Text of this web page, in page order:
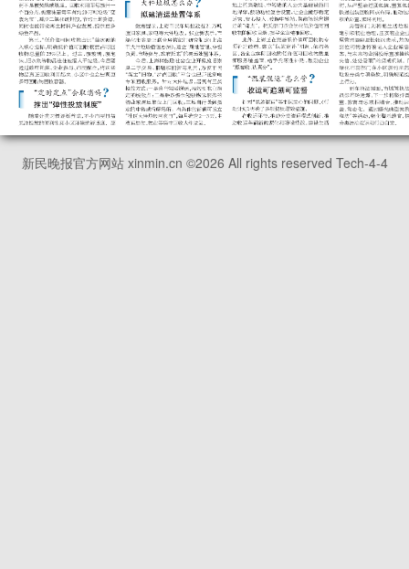
新民晚报官方网站 xinmin.cn ©2026 All rights reserved Tech-4-4